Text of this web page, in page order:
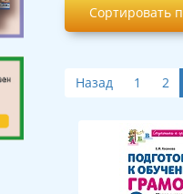
Сортировать
Назад 1 2